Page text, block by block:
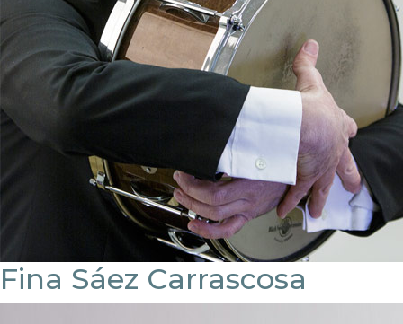
Fina Sáez Carrascosa